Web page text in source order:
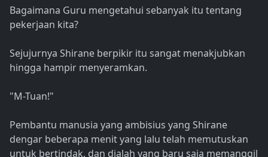
Bagaimana Guru mengetahui sebanyak itu tentang
pekerjaan kita?
Sejujurnya Shirane berpikir itu sangat menakjubkan
hingga hampir menyeramkan.
"M-Tuan!"
Pembantu manusia yang ambisius yang Shirane
dengar beberapa menit yang lalu telah memutuskan
untuk bertindak, dan dialah yang baru saja memanggil